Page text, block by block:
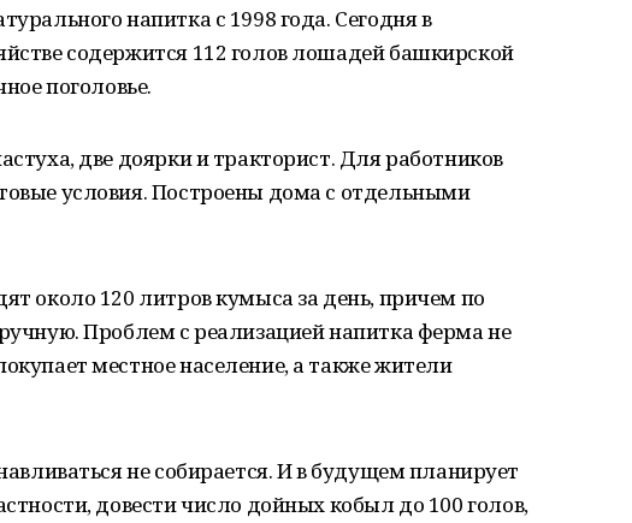
напитка с 1998 года. Сегодня в
содержится 112 голов лошадей башкирской
поголовье.
две доярки и тракторист. Для работников
условия. Построены дома с отдельными
около 120 литров кумыса за день, причем по
Проблем с реализацией напитка ферма не
местное население, а также жители
не собирается. И в будущем планирует
довести число дойных кобыл до 100 голов,